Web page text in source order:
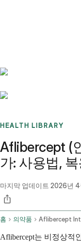
HEALTH LIBRARY
Aflibercept (
가: 사용법,
마지막 업데이트 2026년 4
홈 의약품 Aflibercept
Aflibercept는 비정상적